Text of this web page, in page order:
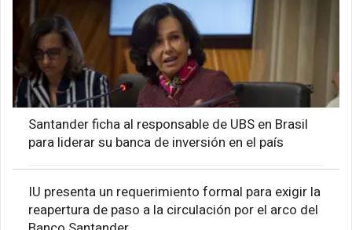
Santander ficha al responsable de UBS en Brasil
para liderar su banca de inversión en el país
IU presenta un requerimiento formal para exigir la
reapertura de paso a la circulación por el arco del